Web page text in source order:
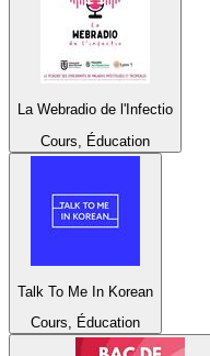
La Webradio de l'Infectio
Cours, Éducation
Talk To Me In Korean
Cours, Éducation